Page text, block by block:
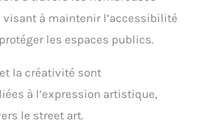
à maintenir l’accessibilité
les espaces publics.
la créativité sont
à l’expression artistique,
le street art.